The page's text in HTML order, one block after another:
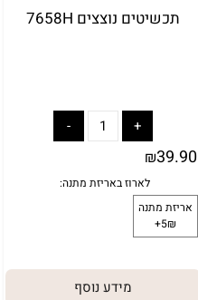
תכשיטים נוצצים 7658H
₪39.90
מידע נוסף